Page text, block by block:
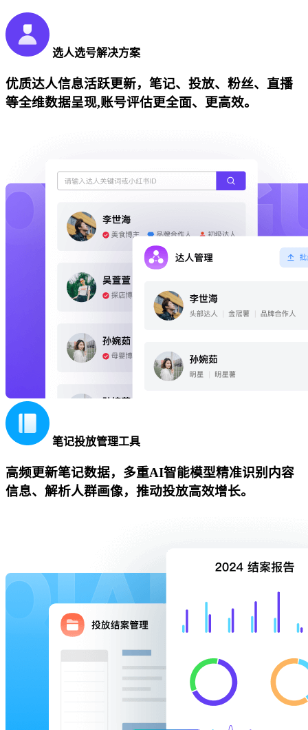
选人选号解决方案
优质达人信息活跃更新，笔记、投放、粉丝、直播
等全维数据呈现,账号评估更全面、更高效。
笔记投放管理工具
高频更新笔记数据，多重AI智能模型精准识别内容
信息、解析人群画像，推动投放高效增长。